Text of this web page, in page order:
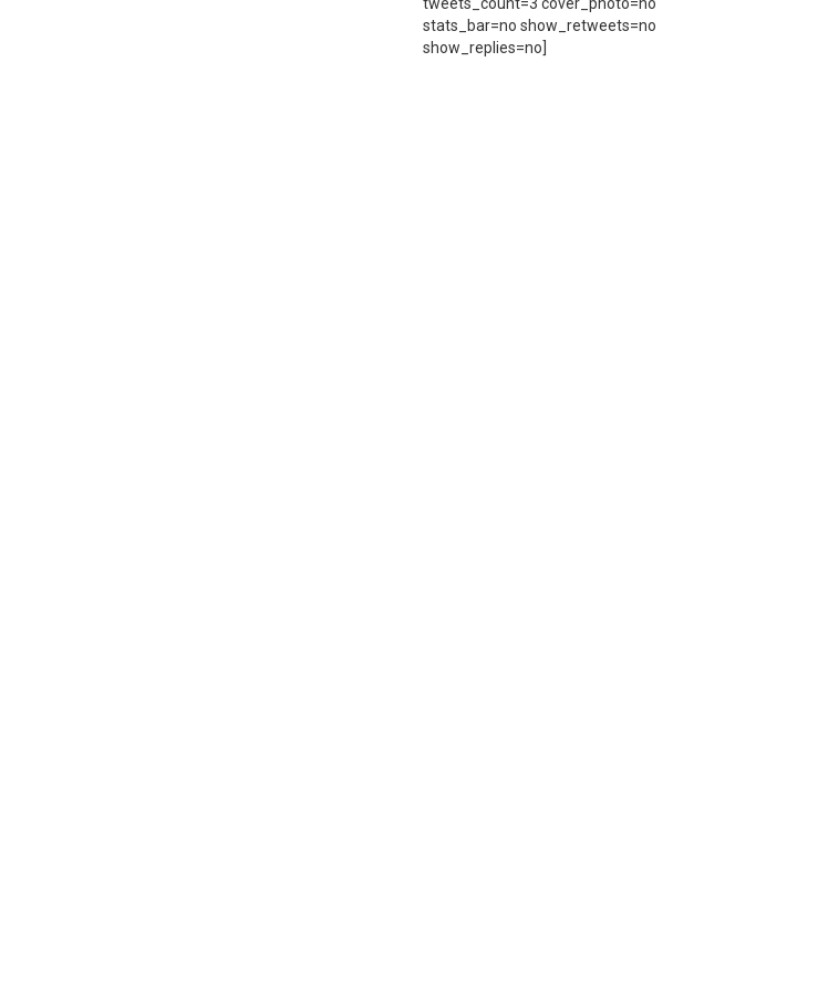
tweets_count=3 cover_photo=no
stats_bar=no show_retweets=no
show_replies=no]